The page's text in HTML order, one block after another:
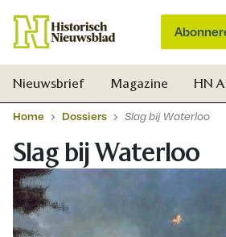
Nieuwsbrief Magazine HN
Home Dossiers Slag bij Waterloo
Slag bij Waterloo